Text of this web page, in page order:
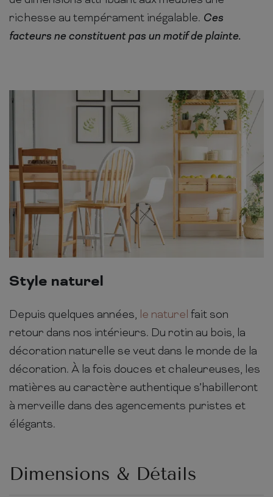
richesse au tempérament inégalable. Ces
facteurs ne constituent pas un motif de plainte.
Style naturel
Depuis quelques années, le naturel fait son
retour dans nos intérieurs. Du rotin au bois, la
décoration naturelle se veut dans le monde de la
décoration. À la fois douces et chaleureuses, les
matières au caractère authentique s’habilleront
à merveille dans des agencements puristes et
élégants.
Dimensions & Détails